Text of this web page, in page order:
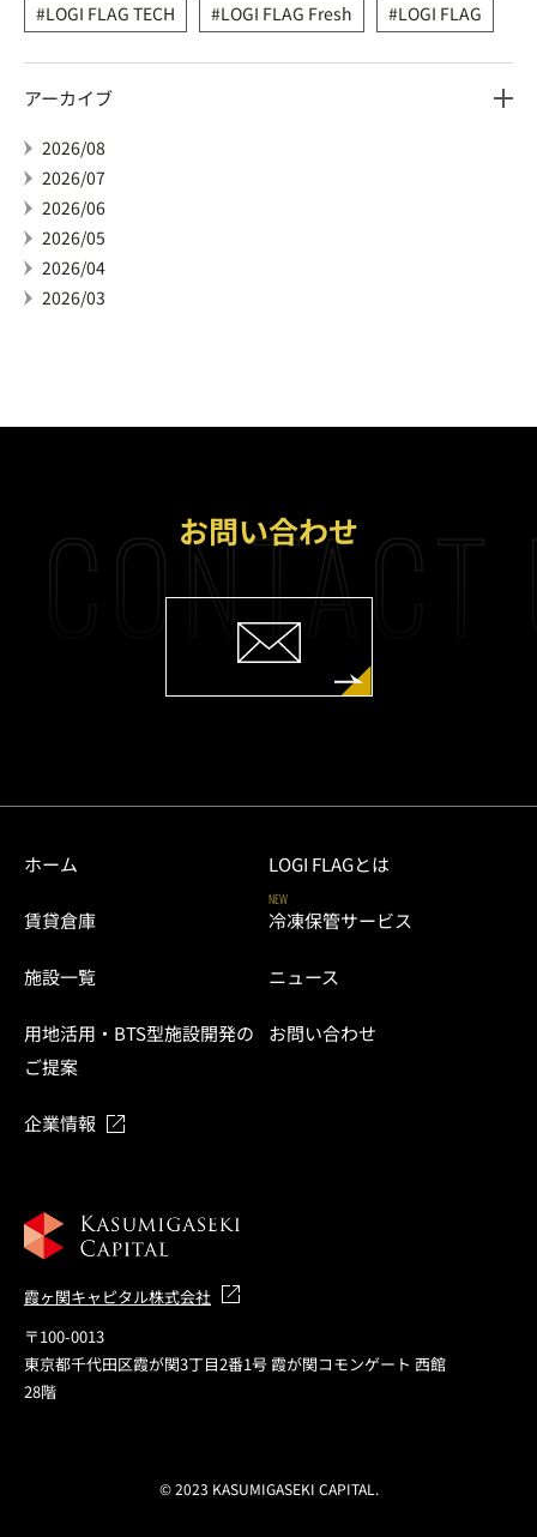
LOGI FLAG TECH
LOGI FLAG Fresh LOGI FLAG
アーカイブ
2026/08
2026/07
2026/06
2026/05
2026/04
2026/03
お問い合わせ
ホーム LOGI FLAGとは
賃貸倉庫
NEW
冷凍保管サービス
施設一覧 ニュース
用地活用・BTS型施設開発の
ご提案
お問い合わせ
企業情報
霞ヶ関キャピタル株式会社
〒100-0013
東京都千代田区霞が関3丁目2番1号 霞が関コモンゲート 西館
28階
© 2023 KASUMIGASEKI CAPITAL.